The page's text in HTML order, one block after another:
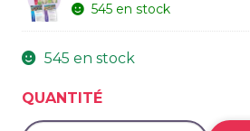
545 en stock
545 en stock
QUANTITÉ